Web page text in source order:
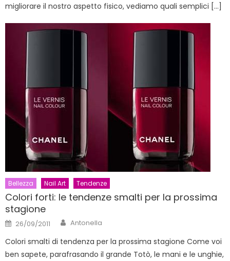
migliorare il nostro aspetto fisico, vediamo quali semplici […]
Bellezza Nail Art Tendenze
Colori forti: le tendenze smalti per la prossima
stagione
Posted
on
26/09/2011 Author
Antonella
Colori smalti di tendenza per la prossima stagione Come voi
ben sapete, parafrasando il grande Totò, le mani e le unghie,